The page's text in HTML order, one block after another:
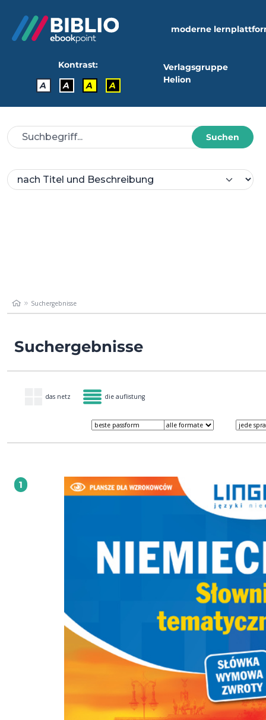
moderne
Kontrast:
A
A A A
Verlagsgruppe
Helion
Suchen
Suchergebnisse
Suchergebnisse
das netz die auflistung
1